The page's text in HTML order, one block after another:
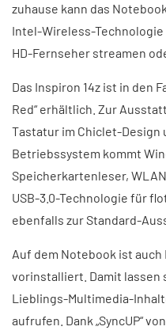
zuhause kann das
Intel-Wireless-
HD-Fernseher streamen
Das Inspiron 14z ist in den
Red“ erhältlich. Zur
Tastatur im Chiclet-Design
Betriebssystem kommt
Speicherkartenleser,
USB-3.0-Technologie für
ebenfalls zur Standard-
Auf dem Notebook ist
vorinstalliert. Damit lassen
Lieblings-Multimedia-
aufrufen. Dank „SyncUP“